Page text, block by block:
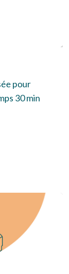
pour
30 min